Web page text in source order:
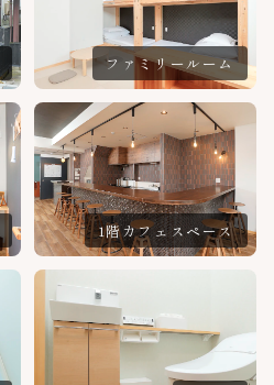
ファミリールーム
1階カフェスペース